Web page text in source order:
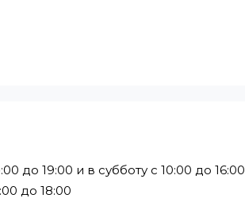
до 19:00 и в субботу с 10:00 до 16:00
до 18:00